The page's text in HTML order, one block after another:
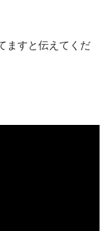
ますと伝えてくだ